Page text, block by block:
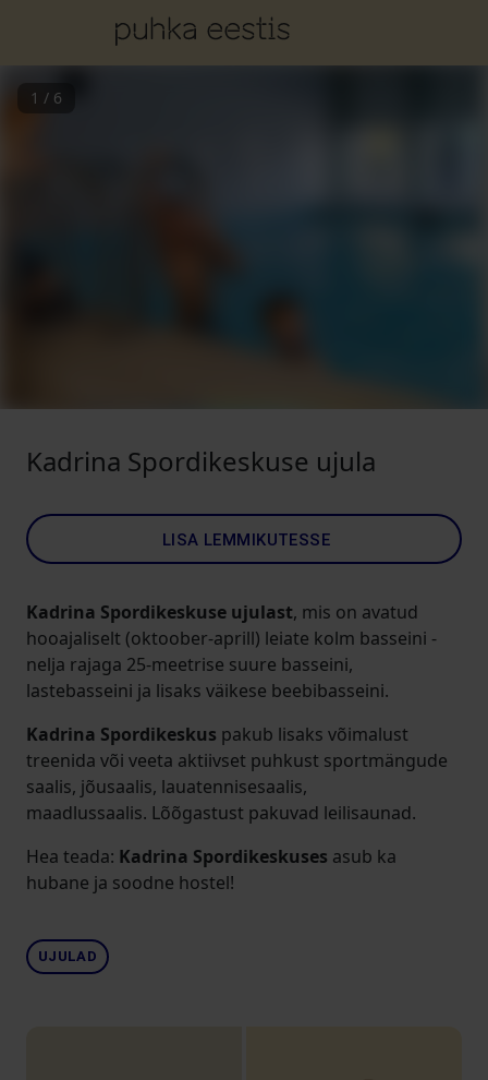
1 / 6
Kadrina Spordikeskuse ujula
LISA LEMMIKUTESSE
Kadrina Spordikeskuse ujulast, mis on avatud
hooajaliselt (oktoober-aprill) leiate kolm basseini -
nelja rajaga 25-meetrise suure basseini,
lastebasseini ja lisaks väikese beebibasseini.
Kadrina Spordikeskus pakub lisaks võimalust
treenida või veeta aktiivset puhkust sportmängude
saalis, jõusaalis, lauatennisesaalis,
maadlussaalis. Lõõgastust pakuvad leilisaunad.
Hea teada: Kadrina Spordikeskuses asub ka
hubane ja soodne hostel!
UJULAD